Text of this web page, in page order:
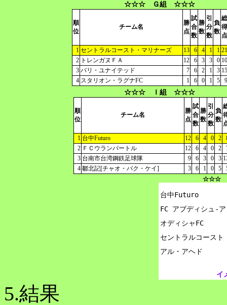
☆☆☆ Ｇ組 ☆☆☆
順
位
チーム名
勝
点
試
合
数
勝
数
引
分
数
負
数
総
得
点
1 セントラルコースト・マリナーズ 13 6 4 1 1 21
2 トレンガヌＦＡ 12 6 3 3 0 10
3 バリ・ユナイテッド 7 6 2 1 3 15
4 スタリオン・ラグナFC 1 6 0 1 5 9
☆☆☆ Ｉ組 ☆☆☆
順
位
チーム名
勝
点
試
合
数
勝
数
引
分
数
負
数
1 台中Futuro 12 6 4 0 2
2 ＦＣウランバートル 12 6 4 0 2
3 台南市台湾鋼鉄足球隊 9 6 3 0 3
4 鄒北記[チャオ・パク・ケイ] 3 6 1 0 5
☆☆☆
台中Futuro
FC アブディシュ-
オディシャFC
セントラルコースト
イ
5.結果